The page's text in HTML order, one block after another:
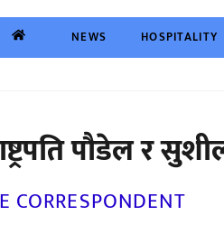
NEWS HOSPITALITY
पौडेल र
CORRESPONDENT